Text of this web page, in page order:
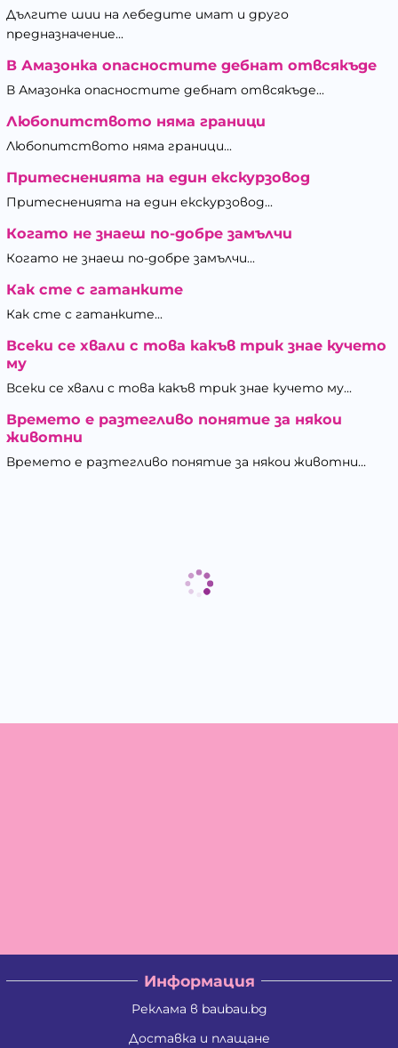
Дългите шии на лебедите имат и друго
предназначение...
В Амазонка опасностите дебнат отвсякъде
В Амазонка опасностите дебнат отвсякъде...
Любопитството няма граници
Любопитството няма граници...
Притесненията на един екскурзовод
Притесненията на един екскурзовод...
Когато не знаеш по-добре замълчи
Когато не знаеш по-добре замълчи...
Как сте с гатанките
Как сте с гатанките...
Всеки се хвали с това какъв трик знае кучето
му
Всеки се хвали с това какъв трик знае кучето му...
Времето е разтегливо понятие за някои
животни
Времето е разтегливо понятие за някои животни...
Информация
Реклама в baubau.bg
Доставка и плащане